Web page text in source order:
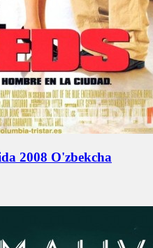
2008 O'zbekcha